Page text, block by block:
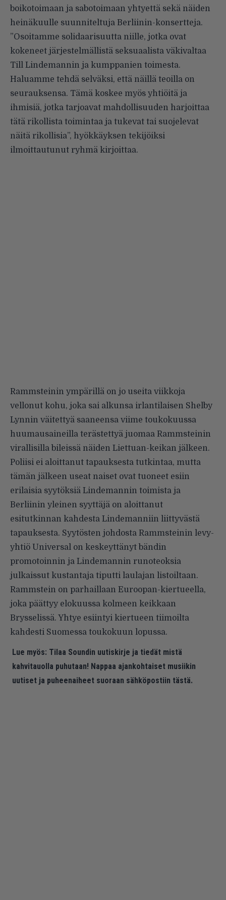
boikotoimaan ja sabotoimaan yhtyettä sekä näiden
heinäkuulle suunniteltuja Berliinin-konsertteja.
”Osoitamme solidaarisuutta niille, jotka ovat
kokeneet järjestelmällistä seksuaalista väkivaltaa
Till Lindemannin ja kumppanien toimesta.
Haluamme tehdä selväksi, että näillä teoilla on
seurauksensa. Tämä koskee myös yhtiöitä ja
ihmisiä, jotka tarjoavat mahdollisuuden harjoittaa
tätä rikollista toimintaa ja tukevat tai suojelevat
näitä rikollisia”, hyökkäyksen tekijöiksi
ilmoittautunut ryhmä kirjoittaa.
Rammsteinin ympärillä on jo useita viikkoja
vellonut kohu, joka sai alkunsa irlantilaisen Shelby
Lynnin väitettyä saaneensa viime toukokuussa
huumausaineilla terästettyä juomaa Rammsteinin
virallisilla bileissä näiden Liettuan-keikan jälkeen.
Poliisi ei aloittanut tapauksesta tutkintaa, mutta
tämän jälkeen useat naiset ovat tuoneet esiin
erilaisia syytöksiä Lindemannin toimista ja
Berliinin yleinen syyttäjä on aloittanut
esitutkinnan kahdesta Lindemanniin liittyvästä
tapauksesta. Syytösten johdosta Rammsteinin levy-
yhtiö Universal on keskeyttänyt bändin
promotoinnin ja Lindemannin runoteoksia
julkaissut kustantaja tiputti laulajan listoiltaan.
Rammstein on parhaillaan Euroopan-kiertueella,
joka päättyy elokuussa kolmeen keikkaan
Brysselissä. Yhtye esiintyi kiertueen tiimoilta
kahdesti Suomessa toukokuun lopussa.
Lue myös: Tilaa Soundin uutiskirje ja tiedät mistä
kahvitauolla puhutaan! Nappaa ajankohtaiset musiikin
uutiset ja puheenaiheet suoraan sähköpostiin tästä.